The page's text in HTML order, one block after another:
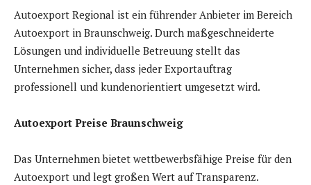
Autoexport Regional ist ein führender Anbieter im Bereich
Autoexport in Braunschweig. Durch maßgeschneiderte
Lösungen und individuelle Betreuung stellt das
Unternehmen sicher, dass jeder Exportauftrag
professionell und kundenorientiert umgesetzt wird.
Autoexport Preise Braunschweig
Das Unternehmen bietet wettbewerbsfähige Preise für den
Autoexport und legt großen Wert auf Transparenz.